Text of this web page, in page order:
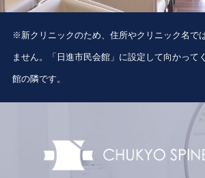
※新クリニックのため、住所やクリニック名で
ません。「日進市民会館」に設定して向かって
館の隣です。